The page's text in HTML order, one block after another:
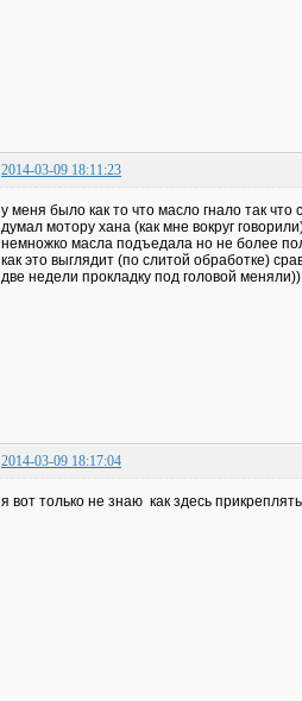
2014-03-09 18:11:23
у меня было как то что масло гнало так
думал мотору хана (как мне вокруг
немножко масла подъедала но не более
как это выглядит (по слитой обработке)
две недели прокладку под головой
2014-03-09 18:17:04
я вот только не знаю как здесь